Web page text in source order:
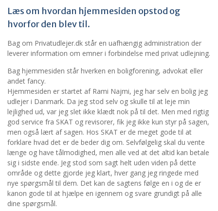
Læs om hvordan hjemmesiden opstod og
hvorfor den blev til.
Bag om Privatudlejer.dk står en uafhængig administration der
leverer information om emner i forbindelse med privat udlejning.
Bag hjemmesiden står hverken en boligforening, advokat eller
andet fancy.
Hjemmesiden er startet af Rami Najmi, jeg har selv en bolig jeg
udlejer i Danmark. Da jeg stod selv og skulle til at leje min
lejlighed ud, var jeg slet ikke klædt nok på til det. Men med rigtig
god service fra SKAT og revisorer, fik jeg ikke kun styr på sagen,
men også lært af sagen. Hos SKAT er de meget gode til at
forklare hvad det er de beder dig om. Selvfølgelig skal du vente
længe og have tålmodighed, men alle ved at det altid kan betale
sig i sidste ende. Jeg stod som sagt helt uden viden på dette
område og dette gjorde jeg klart, hver gang jeg ringede med
nye spørgsmål til dem. Det kan de sagtens følge en i og de er
kanon gode til at hjælpe en igennem og svare grundigt på alle
dine spørgsmål.